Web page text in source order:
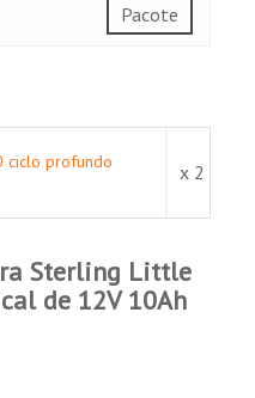
Pacote
ciclo profundo
x 2
Sterling Little
de 12V 10Ah
ou cíclico.